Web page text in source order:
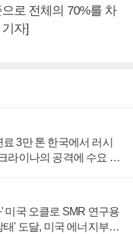
로 전체의 70%를 차
자]
3만 톤 한국에서 러시
라이나의 공격에 수요 늘
미국 오클로 SMR 연구용
태' 도달, 미국 에너지부